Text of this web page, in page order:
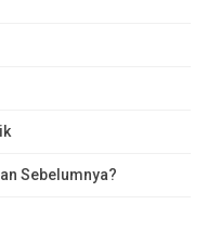
Sebelumnya?